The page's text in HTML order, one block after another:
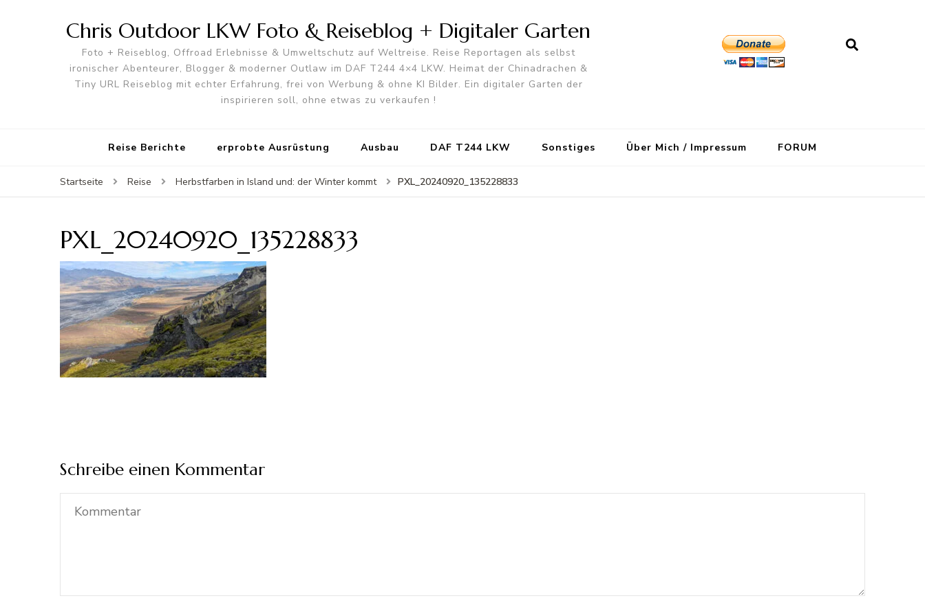
Chris Outdoor LKW Foto & Reiseblog + Digitaler Garten
Foto + Reiseblog, Offroad Erlebnisse & Umweltschutz auf Weltreise. Reise Reportagen als selbst
ironischer Abenteurer, Blogger & moderner Outlaw im DAF T244 4×4 LKW. Heimat der Chinadrachen &
Tiny URL Reiseblog mit echter Erfahrung, frei von Werbung & ohne KI Bilder. Ein digitaler Garten der
inspirieren soll, ohne etwas zu verkaufen !
Reise Berichte erprobte Ausrüstung Ausbau DAF T244 LKW Sonstiges Über Mich / Impressum FORUM
Startseite Reise Herbstfarben in Island und: der Winter kommt PXL_20240920_135228833
PXL_20240920_135228833
Schreibe einen Kommentar